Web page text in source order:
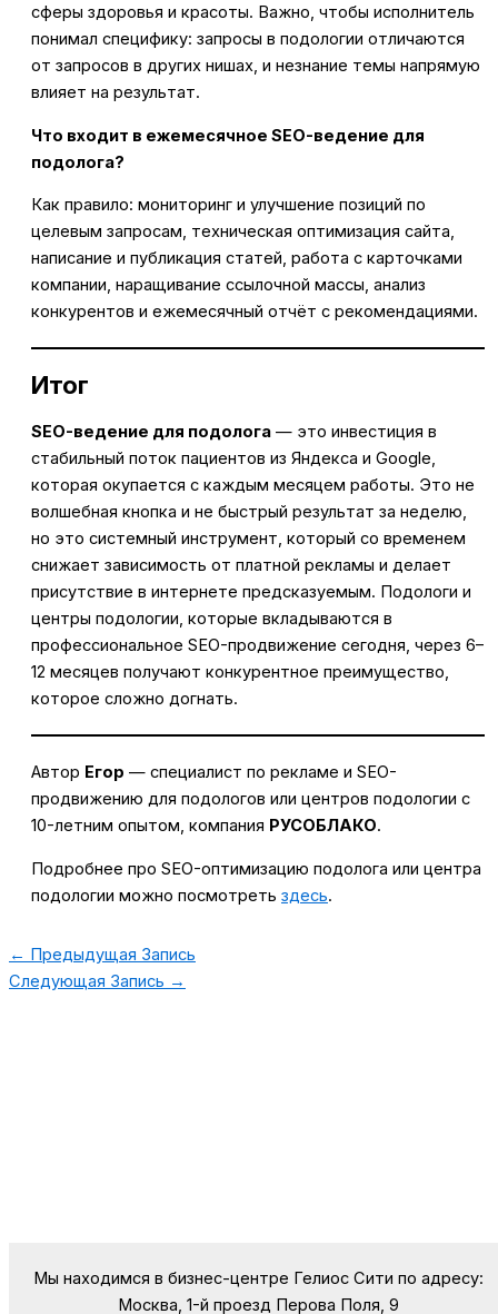
сферы здоровья и красоты. Важно, чтобы исполнитель
понимал специфику: запросы в подологии отличаются
от запросов в других нишах, и незнание темы напрямую
влияет на результат.
Что входит в ежемесячное SEO-ведение для
подолога?
Как правило: мониторинг и улучшение позиций по
целевым запросам, техническая оптимизация сайта,
написание и публикация статей, работа с карточками
компании, наращивание ссылочной массы, анализ
конкурентов и ежемесячный отчёт с рекомендациями.
Итог
SEO-ведение для подолога — это инвестиция в
стабильный поток пациентов из Яндекса и Google,
которая окупается с каждым месяцем работы. Это не
волшебная кнопка и не быстрый результат за неделю,
но это системный инструмент, который со временем
снижает зависимость от платной рекламы и делает
присутствие в интернете предсказуемым. Подологи и
центры подологии, которые вкладываются в
профессиональное SEO-продвижение сегодня, через 6–
12 месяцев получают конкурентное преимущество,
которое сложно догнать.
Автор Егор — специалист по рекламе и SEO-
продвижению для подологов или центров подологии с
10-летним опытом, компания РУСОБЛАКО.
Подробнее про SEO-оптимизацию подолога или центра
подологии можно посмотреть здесь.
← Предыдущая Запись
Следующая Запись →
Мы находимся в бизнес-центре Гелиос Сити по адресу:
Москва, 1-й проезд Перова Поля, 9